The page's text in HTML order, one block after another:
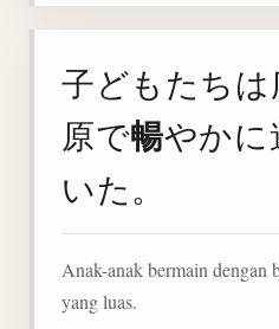
子どもたちは
原で暢やかに
いた。
Anak-anak bermain dengan
yang luas.